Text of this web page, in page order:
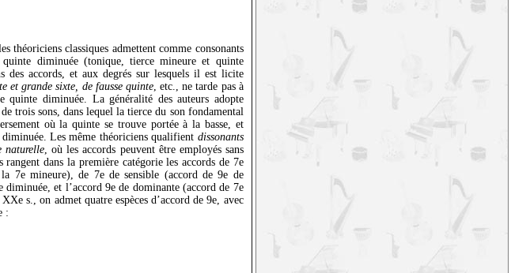
théoriciens classiques admettent comme consonants
diminuée (tonique, tierce mineure et quinte
des accords, et aux degrés sur lesquels il est licite
et grande sixte, de fausse quinte, etc., ne tarde pas à
quinte diminuée. La généralité des auteurs adopte
trois sons, dans lequel la tierce du son fondamental
où la quinte se trouve portée à la basse, et
Les même théoriciens qualifient dissonants
naturelle, où les accords peuvent être employés sans
dans la première catégorie les accords de 7e
7e mineure), de 7e de sensible (accord de 9e de
et l’accord 9e de dominante (accord de 7e
s., on admet quatre espèces d’accord de 9e, avec
: